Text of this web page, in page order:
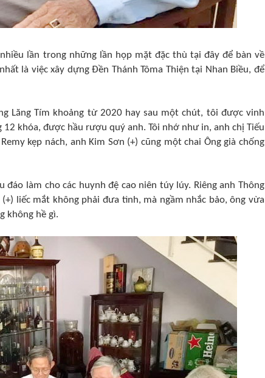
lần trong những lần họp mặt đặc thù tại đây để bàn về
là việc xây dựng Đền Thánh Tôma Thiện tại Nhan Biều, để
Lăng Tím khoảng từ 2020 hay sau một chút, tôi được vinh
khóa, được hầu rượu quý anh. Tôi nhớ như in, anh chị Tiếu
kẹp nách, anh Kim Sơn (+) cũng một chai Ông già chống
làm cho các huynh đệ cao niên túy lúy. Riêng anh Thông
liếc mắt không phải đưa tình, mà ngầm nhắc bảo, ông vừa
không hề gì.